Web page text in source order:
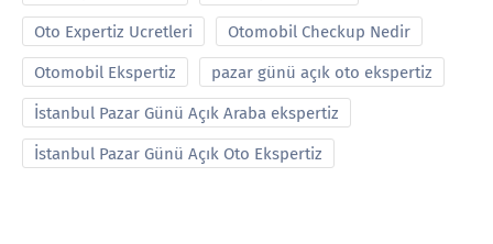
Oto Expertiz Ucretleri Otomobil Checkup Nedir
Otomobil Ekspertiz pazar günü açık oto ekspertiz
İstanbul Pazar Günü Açık Araba ekspertiz
İstanbul Pazar Günü Açık Oto Ekspertiz